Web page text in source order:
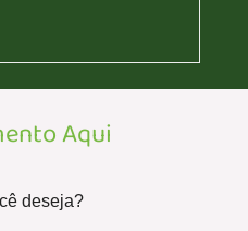
Aqui
deseja?